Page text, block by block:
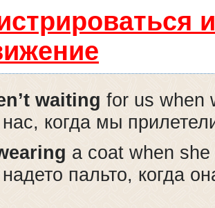
waiting for us
когда мы
a coat when
пальто, когда